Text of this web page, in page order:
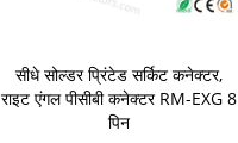
सीधे सोल्डर प्रिंटेड सर्किट कनेक्टर,
राइट एंगल पीसीबी कनेक्टर RM-EXG 8
पिन